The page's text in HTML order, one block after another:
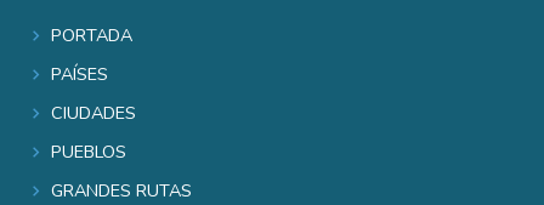
Portada
Países
Ciudades
Pueblos
Grandes rutas